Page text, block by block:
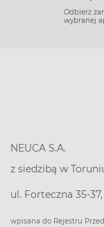
Odbierz
wybranej
NEUCA S.A.
z siedzibą w
ul. Forteczna 35-
wpisana do Rejestru